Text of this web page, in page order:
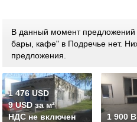
В данный момент
бары, кафе" в Подречье нет.
предложения.
1 476 USD
9 USD за м²
НДС не включен
1 900